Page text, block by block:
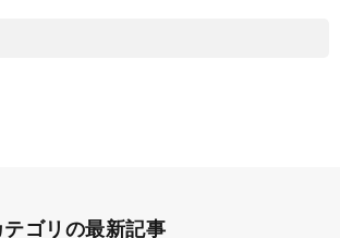
テゴリの最新記事